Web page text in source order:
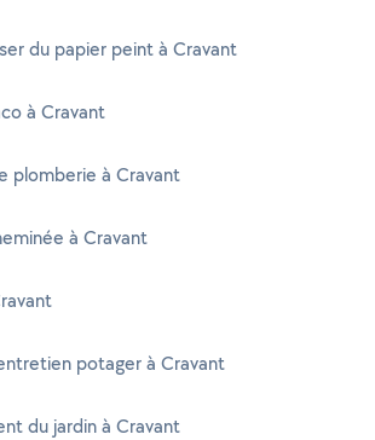
du papier peint à Cravant
à Cravant
plomberie à Cravant
à Cravant
potager à Cravant
du jardin à Cravant